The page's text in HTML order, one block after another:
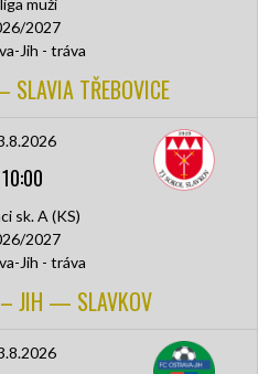
muži
2027
Jih - tráva
TŘEBOVICE
10:00
sk. A (KS)
2027
Jih - tráva
– JIH — SLAVKOV